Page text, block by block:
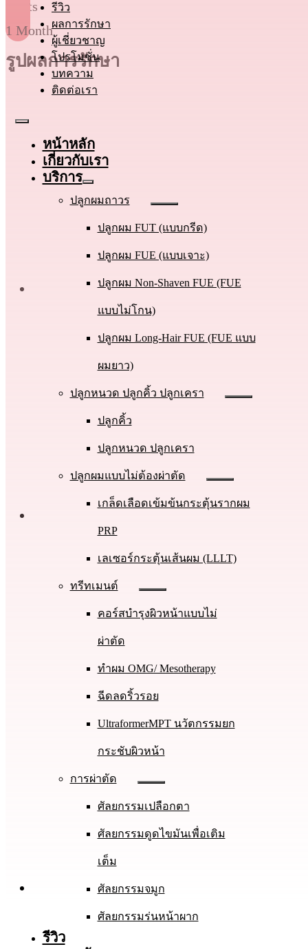
รีวิว
ผลการรักษา
ผู้เชี่ยวชาญ
โปรโมชั่น
บทความ
ติดต่อเรา
หน้าหลัก
เกี่ยวกับเรา
บริการ
ปลูกผมถาวร
ปลูกผม FUT (แบบกรีด)
ปลูกผม FUE (แบบเจาะ)
ปลูกผม Non-Shaven FUE (FUE
แบบไม่โกน)
ปลูกผม Long-Hair FUE (FUE แบบ
ผมยาว)
ปลูกหนวด ปลูกคิ้ว ปลูกเครา
ปลูกคิ้ว
ปลูกหนวด ปลูกเครา
ปลูกผมแบบไม่ต้องผ่าตัด
เกล็ดเลือดเข้มข้นกระตุ้นรากผม
PRP
เลเซอร์กระตุ้นเส้นผม (LLLT)
ทรีทเมนต์
คอร์สบำรุงผิวหน้าแบบไม่
ผ่าตัด
ทําผม OMG/ Mesotherapy
ฉีดลดริ้วรอย
UltraformerMPT นวัตกรรมยก
กระชับผิวหน้า
การผ่าตัด
ศัลยกรรมเปลือกตา
ศัลยกรรมดูดไขมันเพื่อเติม
เต็ม
ศัลยกรรมจมูก
ศัลยกรรมร่นหน้าผาก
รีวิว
grafts
1 Month
รูปผลการรักษา